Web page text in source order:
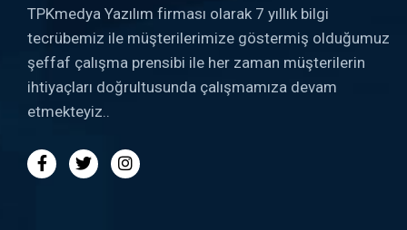
TPKmedya Yazılım firması olarak 7 yıllık bilgi
tecrübemiz ile müşterilerimize göstermiş olduğumuz
şeffaf çalışma prensibi ile her zaman müşterilerin
ihtiyaçları doğrultusunda çalışmamıza devam
etmekteyiz..